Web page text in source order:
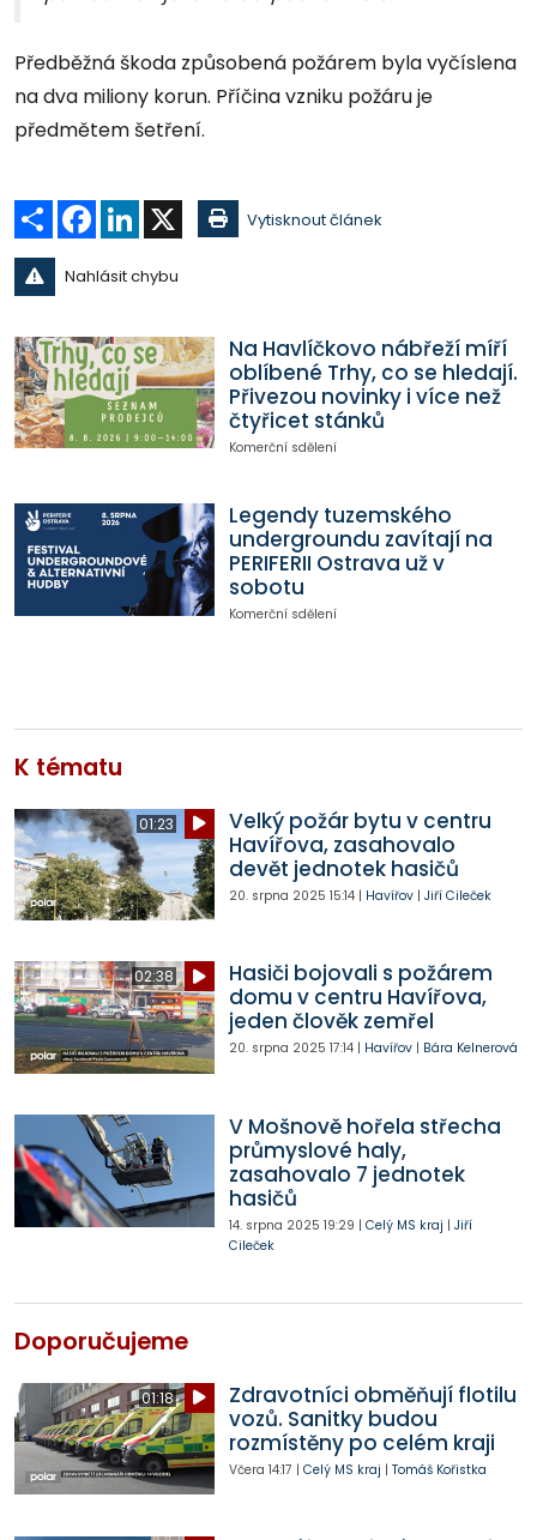
Předběžná škoda způsobená požárem byla vyčíslena
na dva miliony korun. Příčina vzniku požáru je
předmětem šetření.
Sdílet Facebook
LinkedIn Vytisknout článek
Nahlásit chybu
Na Havlíčkovo nábřeží míří
oblíbené Trhy, co se hledají.
Přivezou novinky i více než
čtyřicet stánků
Komerční sdělení
Legendy tuzemského
undergroundu zavítají na
PERIFERII Ostrava už v
sobotu
Komerční sdělení
K tématu
01:23
Velký požár bytu v centru
Havířova, zasahovalo
devět jednotek hasičů
20. srpna 2025 15:14| Havířov| Jiří Cileček
02:38
Hasiči bojovali s požárem
domu v centru Havířova,
jeden člověk zemřel
20. srpna 2025 17:14| Havířov| Bára Kelnerová
V Mošnově hořela střecha
průmyslové haly,
zasahovalo 7 jednotek
hasičů
14. srpna 2025 19:29 | Celý MS kraj | Jiří
Cileček
Doporučujeme
01:18
Zdravotníci obměňují flotilu
vozů. Sanitky budou
rozmístěny po celém kraji
Včera 14:17 | Celý MS kraj | Tomáš Kořistka